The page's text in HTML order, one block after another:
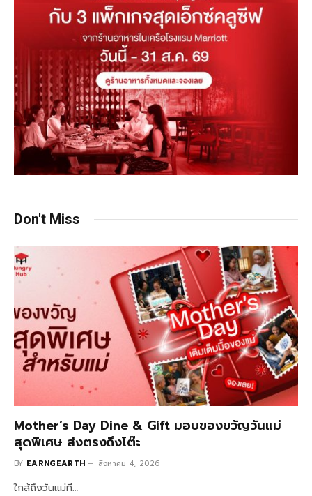
Don't Miss
Mother’s Day Dine & Gift มอบของขวัญวันแม่
สุดพิเศษ ส่งตรงถึงโต๊ะ
BY EARNGEARTH สิงหาคม 4, 2026
ใกล้ถึงวันแม่ที…